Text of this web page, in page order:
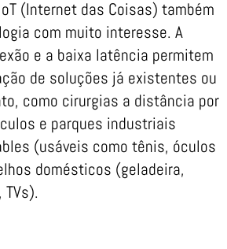
(Internet das Coisas) também
com muito interesse. A
e a baixa latência permitem
de soluções já existentes ou
como cirurgias a distância por
e parques industriais
(usáveis como tênis, óculos
domésticos (geladeira,